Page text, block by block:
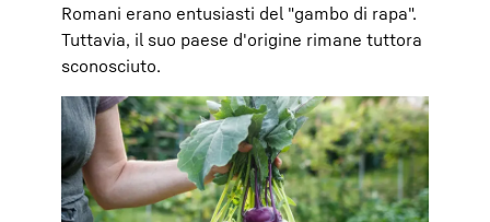
Romani erano entusiasti del "gambo di rapa".
Tuttavia, il suo paese d'origine rimane tuttora
sconosciuto.